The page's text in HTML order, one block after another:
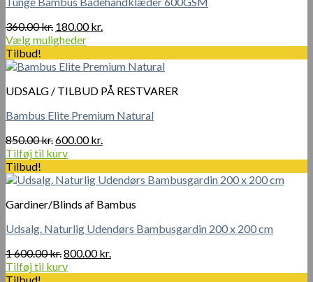
360.00kr. Den
oprindelige
var:
180.00kr.
er:
Vælg muligheder
Dette
vare
flere
Mulighederne
vælges
på
varesiden
Tilbud!
UDSALG / TILBUD PÅ RESTVARER
Bambus Elite Premium Natural
850.00kr.Den
oprindelige
var:
600.00kr.
er:
Tilføj til kurv
Tilbud!
Gardiner/Blinds af Bambus
Udsalg. Naturlig Udendørs Bambusgardin 200 x 200 cm
1 600.00kr.Den
oprindelige
800.00kr.
Tilføj til kurv